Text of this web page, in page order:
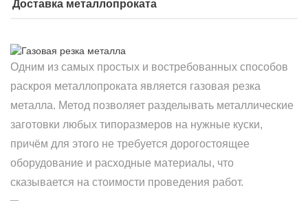
Доставка металлопроката
Одним из самых простых и востребованных способов
раскроя металлопроката является газовая резка
металла. Метод позволяет разделывать металлические
заготовки любых типоразмеров на нужные куски,
причём для этого не требуется дорогостоящее
оборудование и расходные материалы, что
сказывается на стоимости проведения работ.